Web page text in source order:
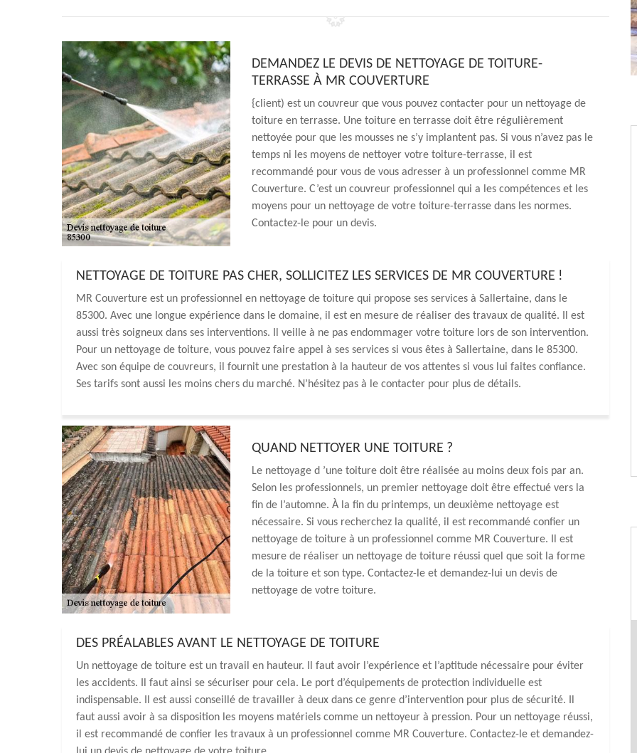
DEMANDEZ LE DEVIS DE NETTOYAGE DE TOITURE-
TERRASSE À MR COUVERTURE
{client) est un couvreur que vous pouvez contacter pour un nettoyage de
toiture en terrasse. Une toiture en terrasse doit être régulièrement
nettoyée pour que les mousses ne s’y implantent pas. Si vous n’avez pas le
temps ni les moyens de nettoyer votre toiture-terrasse, il est
recommandé pour vous de vous adresser à un professionnel comme MR
Couverture. C’est un couvreur professionnel qui a les compétences et les
moyens pour un nettoyage de votre toiture-terrasse dans les normes.
Contactez-le pour un devis.
NETTOYAGE DE TOITURE PAS CHER, SOLLICITEZ LES SERVICES DE MR COUVERTURE !
MR Couverture est un professionnel en nettoyage de toiture qui propose ses services à Sallertaine, dans le
85300. Avec une longue expérience dans le domaine, il est en mesure de réaliser des travaux de qualité. Il est
aussi très soigneux dans ses interventions. Il veille à ne pas endommager votre toiture lors de son intervention.
Pour un nettoyage de toiture, vous pouvez faire appel à ses services si vous êtes à Sallertaine, dans le 85300.
Avec son équipe de couvreurs, il fournit une prestation à la hauteur de vos attentes si vous lui faites confiance.
Ses tarifs sont aussi les moins chers du marché. N’hésitez pas à le contacter pour plus de détails.
QUAND NETTOYER UNE TOITURE ?
Le nettoyage d ’une toiture doit être réalisée au moins deux fois par an.
Selon les professionnels, un premier nettoyage doit être effectué vers la
fin de l’automne. À la fin du printemps, un deuxième nettoyage est
nécessaire. Si vous recherchez la qualité, il est recommandé confier un
nettoyage de toiture à un professionnel comme MR Couverture. Il est
mesure de réaliser un nettoyage de toiture réussi quel que soit la forme
de la toiture et son type. Contactez-le et demandez-lui un devis de
nettoyage de votre toiture.
DES PRÉALABLES AVANT LE NETTOYAGE DE TOITURE
Un nettoyage de toiture est un travail en hauteur. Il faut avoir l’expérience et l’aptitude nécessaire pour éviter
les accidents. Il faut ainsi se sécuriser pour cela. Le port d’équipements de protection individuelle est
indispensable. Il est aussi conseillé de travailler à deux dans ce genre d’intervention pour plus de sécurité. Il
faut aussi avoir à sa disposition les moyens matériels comme un nettoyeur à pression. Pour un nettoyage réussi,
il est recommandé de confier les travaux à un professionnel comme MR Couverture. Contactez-le et demandez-